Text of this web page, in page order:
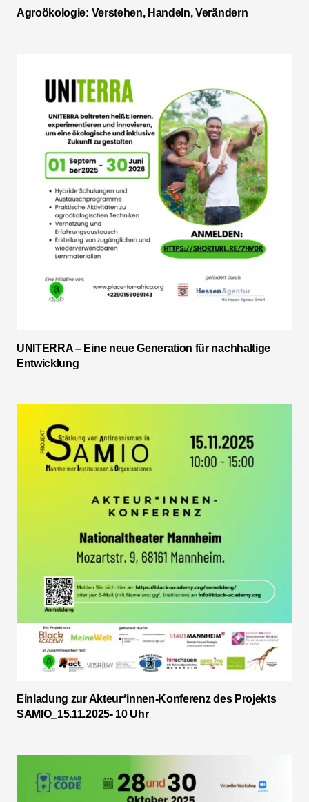
Agroökologie: Verstehen, Handeln, Verändern
UNITERRA – Eine neue Generation für nachhaltige
Entwicklung
Einladung zur Akteur*innen-Konferenz des Projekts
SAMIO_15.11.2025- 10 Uhr